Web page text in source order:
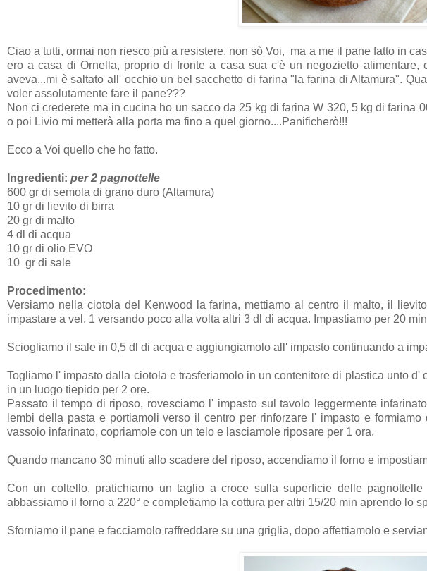
Ciao a tutti, ormai non riesco più a resistere, non sò Voi, ma a me il pane fatto in
ero a casa di Ornella, proprio di fronte a casa sua c'è un negozietto alimentare,
aveva...mi è saltato all' occhio un bel sacchetto di farina "la farina di Altamura".
voler assolutamente fare il pane???
Non ci crederete ma in cucina ho un sacco da 25 kg di farina W 320, 5 kg di farina
o poi Livio mi metterà alla porta ma fino a quel giorno....Panificherò!!!
Ecco a Voi quello che ho fatto.
Ingredienti: per 2 pagnottelle
600 gr di semola di grano duro (Altamura)
10 gr di lievito di birra
20 gr di malto
4 dl di acqua
10 gr di olio EVO
10 gr di sale
Procedimento:
Versiamo nella ciotola del Kenwood la farina, mettiamo al centro il malto, il
impastare a vel. 1 versando poco alla volta altri 3 dl di acqua. Impastiamo per 20
Sciogliamo il sale in 0,5 dl di acqua e aggiungiamolo all' impasto continuando a
Togliamo l' impasto dalla ciotola e trasferiamolo in un contenitore di plastica unto
in un luogo tiepido per 2 ore.
Passato il tempo di riposo, rovesciamo l' impasto sul tavolo leggermente
lembi della pasta e portiamoli verso il centro per rinforzare l' impasto e
vassoio infarinato, copriamole con un telo e lasciamole riposare per 1 ora.
Quando mancano 30 minuti allo scadere del riposo, accendiamo il forno e
Con un coltello, pratichiamo un taglio a croce sulla superficie delle
abbassiamo il forno a 220° e completiamo la cottura per altri 15/20 min aprendo lo
Sforniamo il pane e facciamolo raffreddare su una griglia, dopo affettiamolo e